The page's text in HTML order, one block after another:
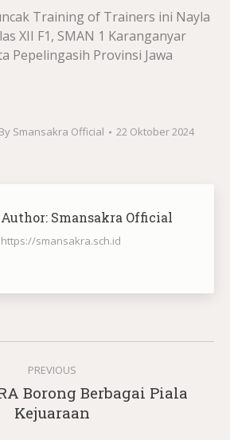
Training of Trainers ini Nayla
XII F1, SMAN 1 Karanganyar
Pepelingasih Provinsi Jawa
By Smansakra Official 22 Oktober 2024
Author: Smansakra Official
https://smansakra.sch.id
PREVIOUS
Previous
post:
Borong Berbagai Piala
Kejuaraan